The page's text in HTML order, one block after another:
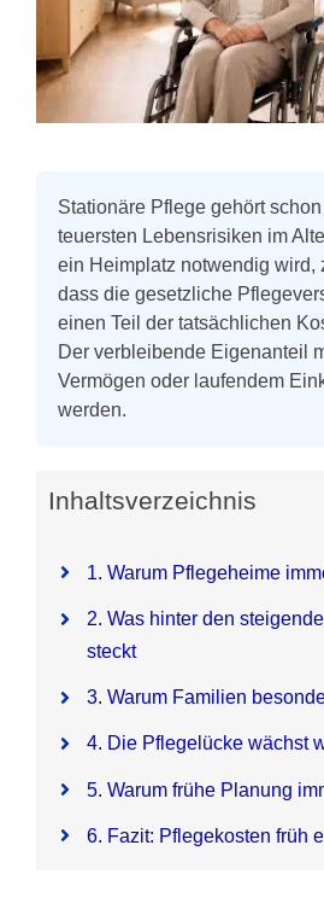
Stationäre Pflege gehört
teuersten Lebensrisiken im
ein Heimplatz notwendig wird,
dass die gesetzliche
einen Teil der tatsächlichen
Der verbleibende Eigenanteil
Vermögen oder laufendem
werden.
Inhaltsverzeichnis
1. Warum Pflegeheime
2. Was hinter den
steckt
3. Warum Familien
4. Die Pflegelücke wächst
5. Warum frühe Planung
6. Fazit: Pflegekosten früh